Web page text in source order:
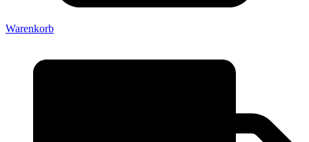
Warenkorb